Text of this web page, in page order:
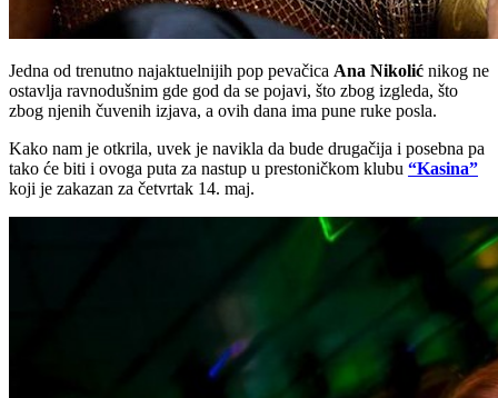
Jedna od trenutno najaktuelnijih pop pevačica Ana Nikolić nikog ne
ostavlja ravnodušnim gde god da se pojavi, što zbog izgleda, što
zbog njenih čuvenih izjava, a ovih dana ima pune ruke posla.
Kako nam je otkrila, uvek je navikla da bude drugačija i posebna pa
tako će biti i ovoga puta za nastup u prestoničkom klubu “Kasina”
koji je zakazan za četvrtak 14. maj.